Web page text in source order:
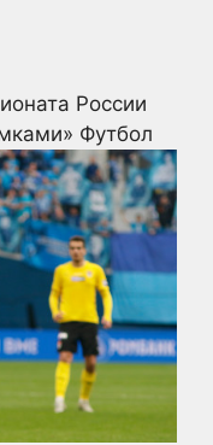
России
Футбол